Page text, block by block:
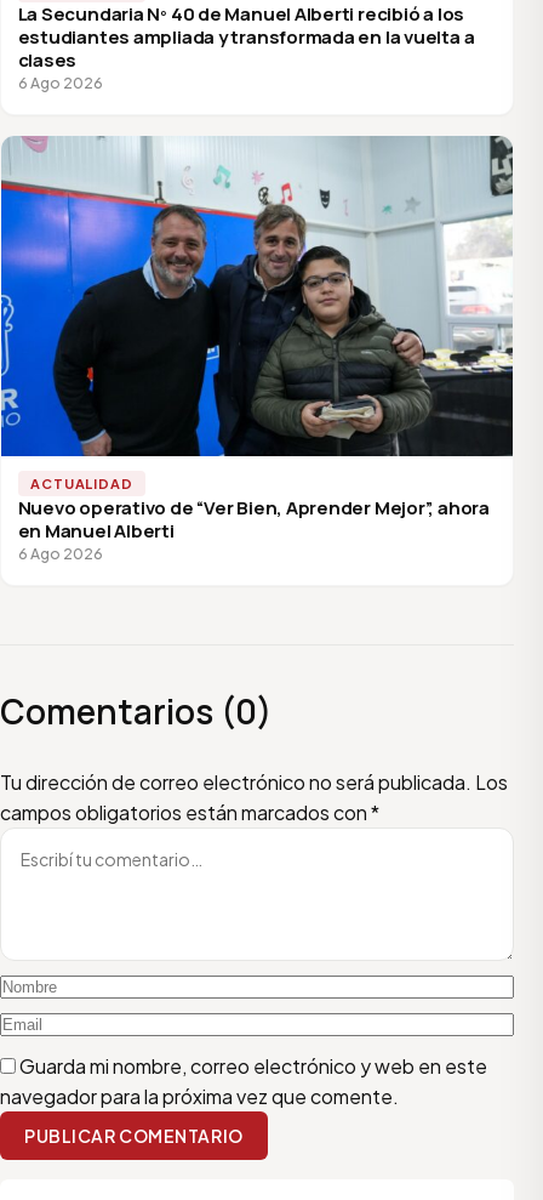
La Secundaria Nº 40 de Manuel Alberti recibió a los
estudiantes ampliada y transformada en la vuelta a
clases
6 Ago 2026
ACTUALIDAD
Nuevo operativo de “Ver Bien, Aprender Mejor”, ahora
en Manuel Alberti
6 Ago 2026
Comentarios (0)
Tu dirección de correo electrónico no será publicada. Los
campos obligatorios están marcados con*
Escribí tu comentario
Nombre
Email
Guarda mi nombre, correo electrónico y web en este
navegador para la próxima vez que comente.
PUBLICAR COMENTARIO